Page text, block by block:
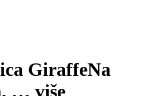
GiraffeNa
, … više